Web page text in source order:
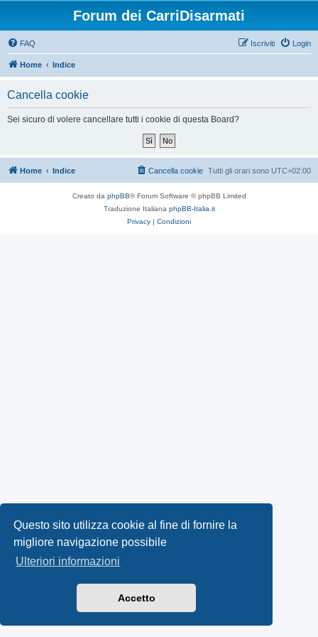
Questo sito utilizza cookie al fine di fornire la
migliore navigazione possibile
Ulteriori informazioni
Accetto
Forum dei CarriDisarmati
FAQ Login
Iscriviti
Home Indice
Cancella cookie
Sei sicuro di volere cancellare tutti i cookie di questa Board?
Home Indice Tutti gli orari sono UTC+02:00
Cancella cookie
Creato da phpBB® Forum Software © phpBB Limited
Traduzione Italiana phpBB-Italia.it
Privacy | Condizioni